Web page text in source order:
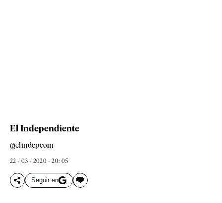
El Independiente
@elindepcom
22 / 03 / 2020 - 20: 05
Seguir en